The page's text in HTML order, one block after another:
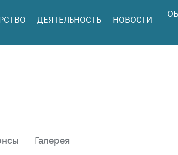
МАРТ ДЕЯТЕЛЬНОСТЬ НОВОСТИ
Галерея